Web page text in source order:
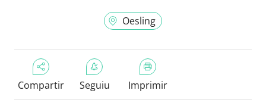
Oesling
Compartir Seguiu Imprimir